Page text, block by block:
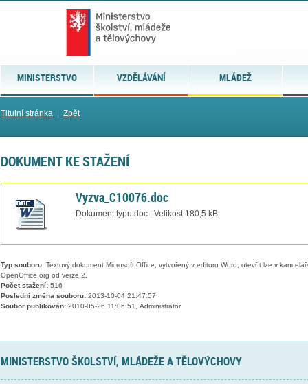
MINISTERSTVO VZDĚLÁVÁNÍ MLÁDEŽ
Titulní stránka| Zpět
DOKUMENT KE STAŽENÍ
Vyzva_C10076.doc
Dokument typu doc | Velikost 180,5 kB
Typ souboru:Textový dokument Microsoft Office, vytvořený v editoru Word, otevřít lze v
OpenOffice.org od verze 2.
Počet stažení:516
Poslední změna souboru:2013-10-04 21:47:57
Soubor publikován:2010-05-26 11:06:51, Administrator
MINISTERSTVO ŠKOLSTVÍ, MLÁDEŽE A TĚLOVÝCHOVY